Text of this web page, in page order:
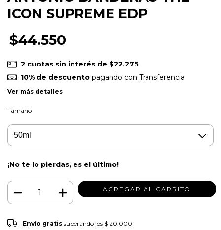
ICON SUPREME EDP
$44.550
2 cuotas sin interés de $22.275
10% de descuentopagando con Transferencia
Ver más detalles
Tamaño
¡No te lo pierdas, es el último!
Envío gratis
Envío gratissuperando los $120.000